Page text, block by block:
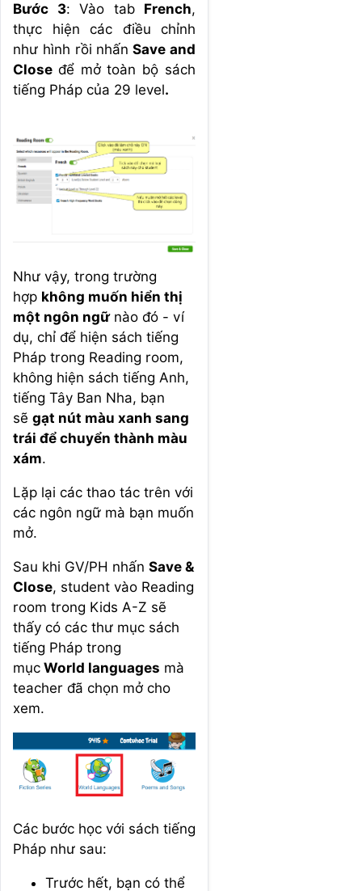
Bước 3: Vào tab French,
thực hiện các điều chỉnh
như hình rồi nhấn Save and
Close để mở toàn bộ sách
tiếng Pháp của 29 level.
Như vậy, trong trường
hợp không muốn hiển thị
một ngôn ngữnào đó - ví
dụ, chỉ để hiện sách tiếng
Pháp trong Reading room,
không hiện sách tiếng Anh,
tiếng Tây Ban Nha, bạn
sẽ gạt nút màu xanh sang
trái để chuyển thành màu
xám.
Lặp lại các thao tác trên với
các ngôn ngữ mà bạn muốn
mở.
Sau khi GV/PH nhấn Save &
Close, student vào Reading
room trong Kids A-Z sẽ
thấy có các thư mục sách
tiếng Pháp trong
mục World languages mà
teacher đã chọn mở cho
xem.
Các bước học với sách tiếng
Pháp như sau:
Trước hết, bạn có thể